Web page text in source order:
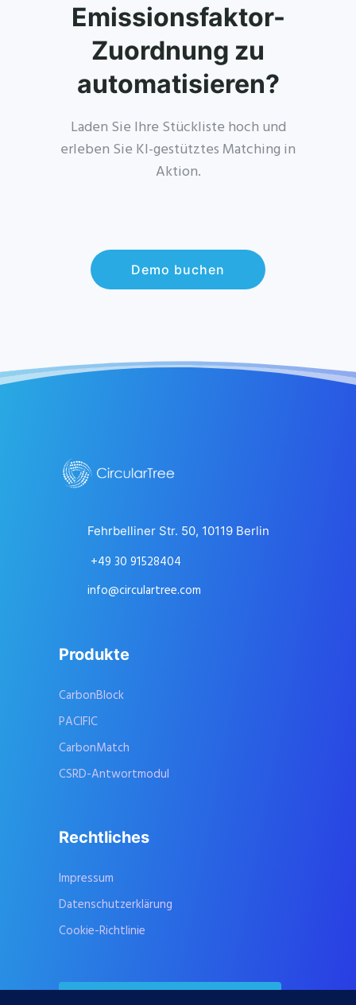
Emissionsfaktor-
Zuordnung zu
automatisieren?
Laden Sie Ihre Stückliste hoch und
erleben Sie KI-gestütztes Matching in
Aktion.
Demo buchen
Fehrbelliner Str. 50, 10119 Berlin
+49 30 91528404
info@circulartree.com
Produkte
CarbonBlock
PACIFIC
CarbonMatch
CSRD-Antwortmodul
Rechtliches
Impressum
Datenschutzerklärung
Cookie-Richtlinie